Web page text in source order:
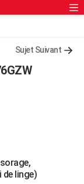
Sujet Suivant
linge)